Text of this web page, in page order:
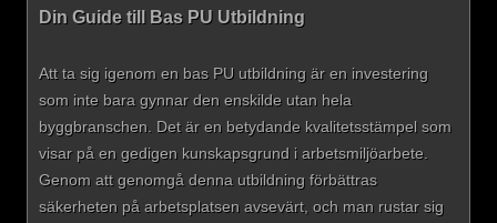
Din Guide till Bas PU Utbildning
Att ta sig igenom en bas PU utbildning är en investering
som inte bara gynnar den enskilde utan hela
byggbranschen. Det är en betydande kvalitetsstämpel som
visar på en gedigen kunskapsgrund i arbetsmiljöarbete.
Genom att genomgå denna utbildning förbättras
säkerheten på arbetsplatsen avsevärt, och man rustar sig